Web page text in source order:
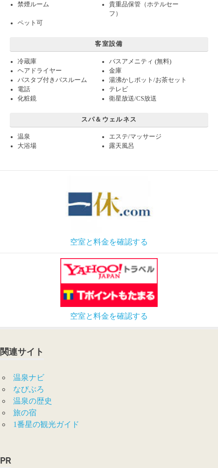
禁煙ルーム
貴重品保管（ホテルセー
フ）
ペット可
客室設備
冷蔵庫
バスアメニティ (無料)
ヘアドライヤー
金庫
バスタブ付きバスルーム
湯沸かしポット/お茶セット
電話
テレビ
化粧鏡
衛星放送/CS放送
スパ＆ウェルネス
温泉
エステ/マッサージ
大浴場
露天風呂
空室と料金を確認する
空室と料金を確認する
関連サイト
温泉ナビ
なびぶろ
温泉の歴史
旅の宿
1番星の観光ガイド
PR